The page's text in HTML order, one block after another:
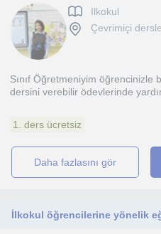
Ilkokul
Çevrimiçi
Sınıf Öğretmeniyim
dersini verebilir ödevlerinde
1. ders ücretsiz
daha fazlasını gör